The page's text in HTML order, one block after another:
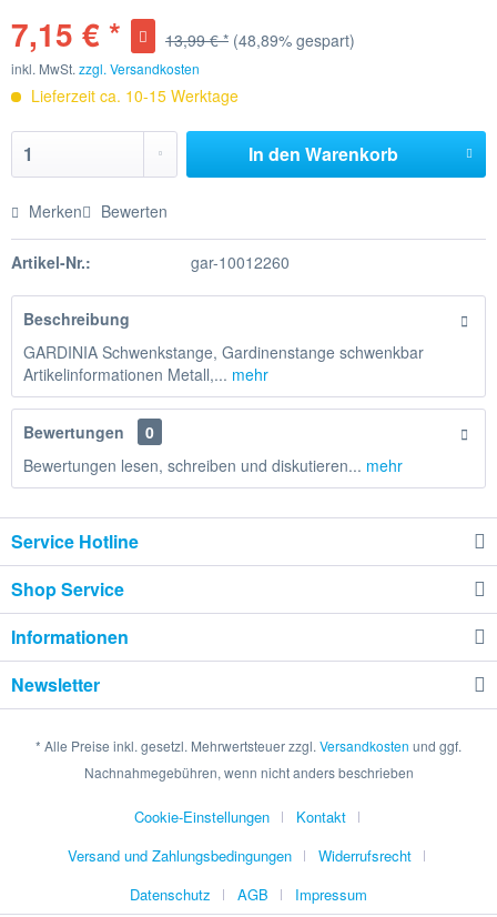
7,15 € * 13,99 € * (48,89% gespart)
inkl. MwSt. zzgl. Versandkosten
Lieferzeit ca. 10-15 Werktage
In den Warenkorb
Merken Bewerten
Artikel-Nr.: gar-10012260
Beschreibung
GARDINIA Schwenkstange, Gardinenstange schwenkbar
Artikelinformationen Metall,... mehr
Bewertungen
0
Bewertungen lesen, schreiben und diskutieren... mehr
Service Hotline
Shop Service
Informationen
Newsletter
* Alle Preise inkl. gesetzl. Mehrwertsteuer zzgl. Versandkosten und ggf.
Nachnahmegebühren, wenn nicht anders beschrieben
Cookie-Einstellungen
Kontakt
Versand und Zahlungsbedingungen
Widerrufsrecht
Datenschutz
AGB Impressum